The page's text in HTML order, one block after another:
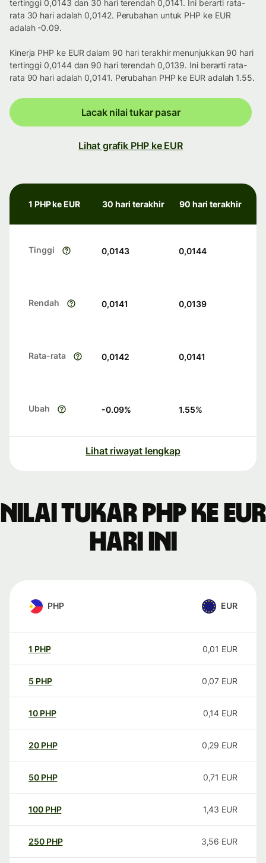
tertinggi 0,0143 dan 30 hari terendah 0,0141. Ini berarti rata-
rata 30 hari adalah 0,0142. Perubahan untuk PHP ke EUR
adalah -0.09.
Kinerja PHP ke EUR dalam 90 hari terakhir menunjukkan 90 hari
tertinggi 0,0144 dan 90 hari terendah 0,0139. Ini berarti rata-
rata 90 hari adalah 0,0141. Perubahan PHP ke EUR adalah 1.55.
Lacak nilai tukar pasar
Lihat grafik PHP ke EUR
1 PHP ke EUR 30 hari terakhir 90 hari terakhir
Tinggi 0,0143 0,0144
Rendah 0,0141 0,0139
Rata-rata 0,0142 0,0141
Ubah -0.09% 1.55%
Lihat riwayat lengkap
Nilai tukar PHP ke EUR
hari ini
PHP EUR
1 PHP 0,01 EUR
5 PHP 0,07 EUR
10 PHP 0,14 EUR
20 PHP 0,29 EUR
50 PHP 0,71 EUR
100 PHP 1,43 EUR
250 PHP 3,56 EUR